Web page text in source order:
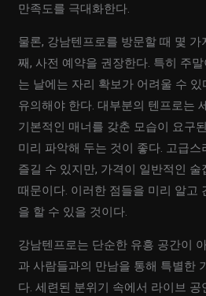
만족도를 극대화한다.
물론, 강남텐프로를 방문할 때 몇 가
째, 사전 예약을 권장한다. 특히 주
는 날에는 자리 확보가 어려울 수 있
유의해야 한다. 대부분의 텐프로는
기본적인 매너를 갖춘 모습이 요구
미리 파악해 두는 것이 좋다. 고급
즐길 수 있지만, 가격이 일반적인
때문이다. 이러한 점들을 미리 알고
을 할 수 있을 것이다.
강남텐프로는 단순한 유흥 공간이
과 사람들과의 만남을 통해 특별한
다. 세련된 분위기 속에서 라이브 공